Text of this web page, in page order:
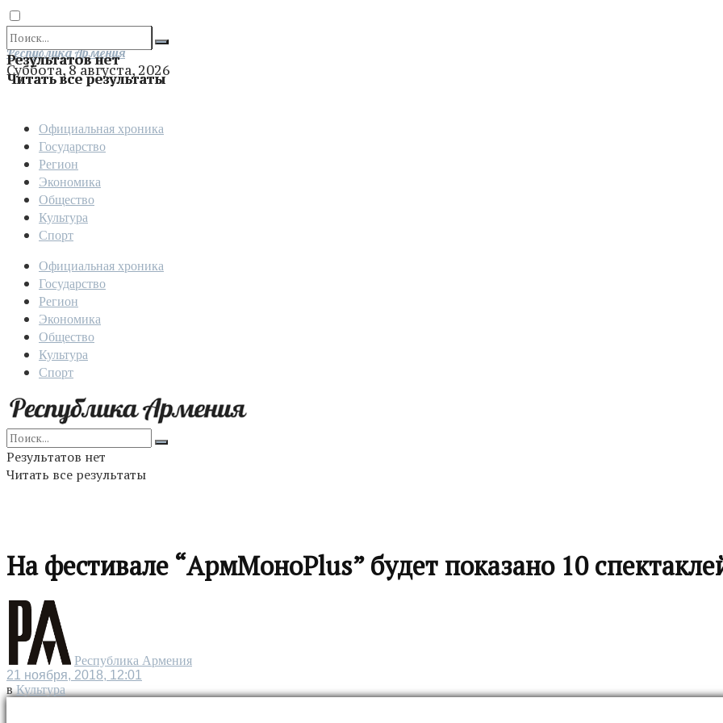
Результатов нет
Читать все результаты
Отправить
Республика Армения
Суббота, 8 августа, 2026
Официальная хроника
Государство
Регион
Экономика
Общество
Культура
Спорт
Официальная хроника
Государство
Регион
Экономика
Общество
Культура
Спорт
Результатов нет
Читать все результаты
На фестивале “АрмМоноPlus” будет показано 10
Республика Армения
21 ноября, 2018, 12:01
в Культура